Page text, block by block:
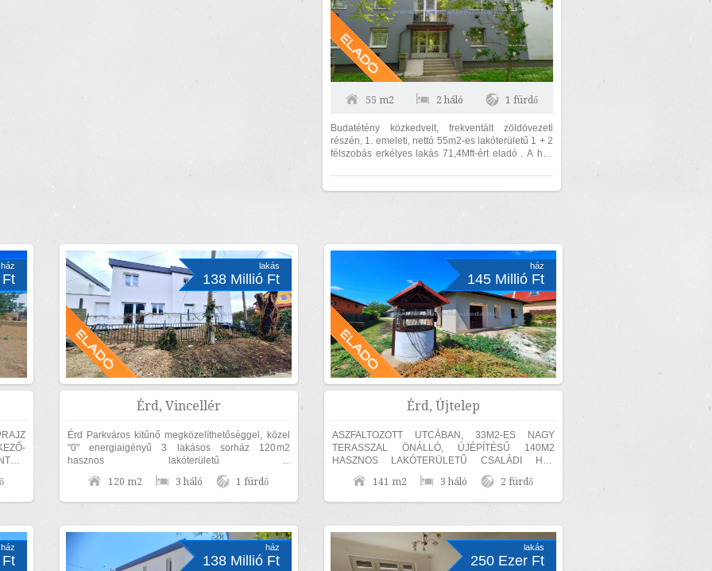
55 m2 2 háló 1 fürdő
Budatétény közkedvelt, frekventált zöldövezeti
részén, 1. emeleti, nettó 55m2-es lakóterületű 1 + 2
félszobás erkélyes lakás 71,4Mft-ért eladó . A ház
ház lakás
138 Millió Ft
Érd, Vincellér
Érd Parkváros kitűnő megközelíthetőséggel, közel
"0" energiaigényű 3 lakásos sorház 120m2
hasznos lakóterületű 3
szoba+nappalis+GARÁZSOS, belső kétszintes,
KÜLÖN UTCAFRONTI...
120 m2 3 háló 1 fürdő
ház
145 Millió Ft
Érd, Újtelep
ASZFALTOZOTT UTCÁBAN, 33M2-ES NAGY
TERASSZAL ÖNÁLLÓ, ÚJÉPÍTÉSŰ 140M2
HASZNOS LAKÓTERÜLETŰ CSALÁDI HÁZ
ELADÓ! KÜLÖN SZÜLŐI HÁLÓ,
FÜRDŐSZOBÁVAL ÉS GARDRÓBBAL! A TELKEN
141 m2 3 háló 2 fürdő
ház ház
138 Millió Ft
lakás
250 Ezer Ft